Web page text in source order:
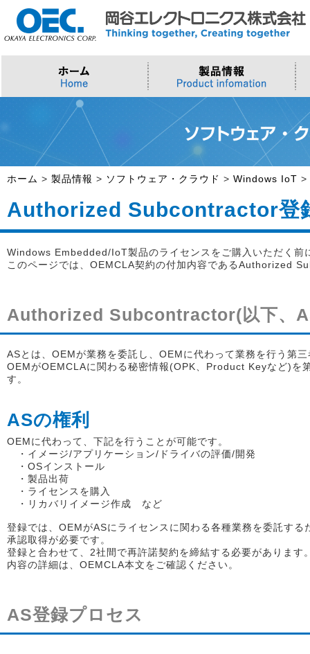
>Intel (IoT/Embedded)
>Intel (PC)
>Intel Arc Graphics
ソフトウェア・クラウド
>Microsoft Azure
>Windows IoT
>Trellix
>AI・IoTソリューション
>インテル IoTソリューション
>評価開発キット
>LLMソリューション
スマートシティ・DX
>ナガレミル / 人流・交通
>トップメッセージ
>製品・御見積お問い合わせ >その他・採用お問い合わせ
ホーム > 製品情報 > ソフトウェア・クラウド > Windows IoT >
Authorized Subcontractor登
Windows Embedded/IoT製品のライセンスをご購入いただく
このページでは、OEMCLA契約の付加内容であるAuthorized
Authorized Subcontractor(以下、
ASとは、OEMが業務を委託し、OEMに代わって業務を行う第
OEMがOEMCLAに関わる秘密情報(OPK、Product Keyなど)を
す。
ASの権利
OEMに代わって、下記を行うことが可能です。
・イメージ/アプリケーション/ドライバの評価/開発
・OSインストール
・製品出荷
・ライセンスを購入
・リカバリイメージ作成 など
登録では、OEMがASにライセンスに関わる各種業務を委託す
承認取得が必要です。
登録と合わせて、2社間で再許諾契約を締結する必要があります
内容の詳細は、OEMCLA本文をご確認ください。
AS登録プロセス